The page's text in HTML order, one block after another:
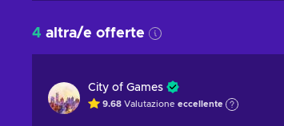
4 altra/e offerte
City of Games
9.68 Valutazione eccellente